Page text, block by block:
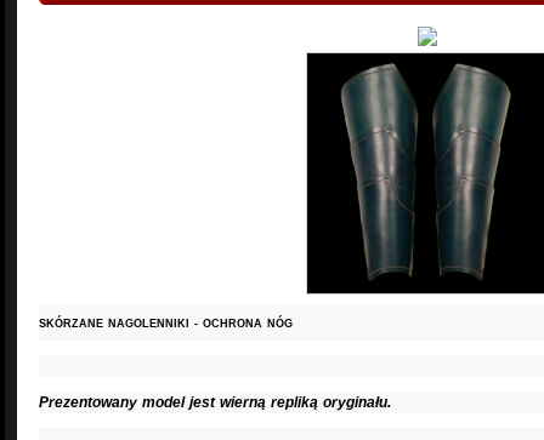
SKÓRZANE NAGOLENNIKI - OCHRONA NÓG
Prezentowany model jest wierną repliką oryginału.